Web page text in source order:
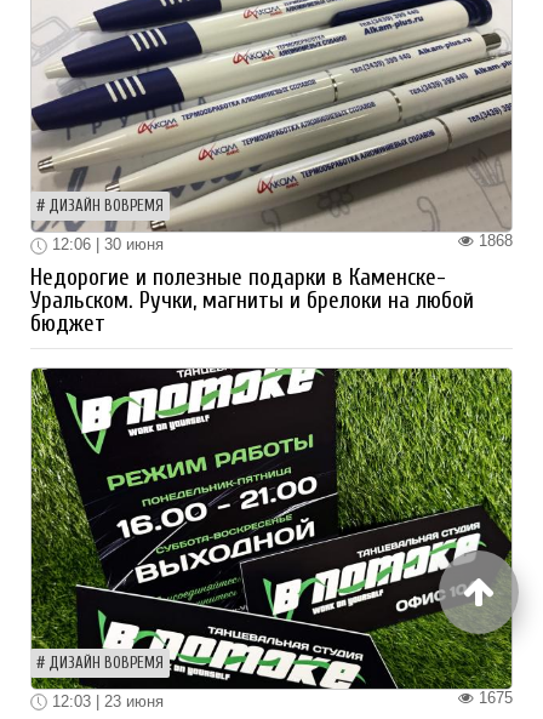
ДИЗАЙН ВОВРЕМЯ
1868
12:06 | 30 июня
Недорогие и полезные подарки в Каменске-
Уральском. Ручки, магниты и брелоки на любой
бюджет
ДИЗАЙН ВОВРЕМЯ
1675
12:03 | 23 июня